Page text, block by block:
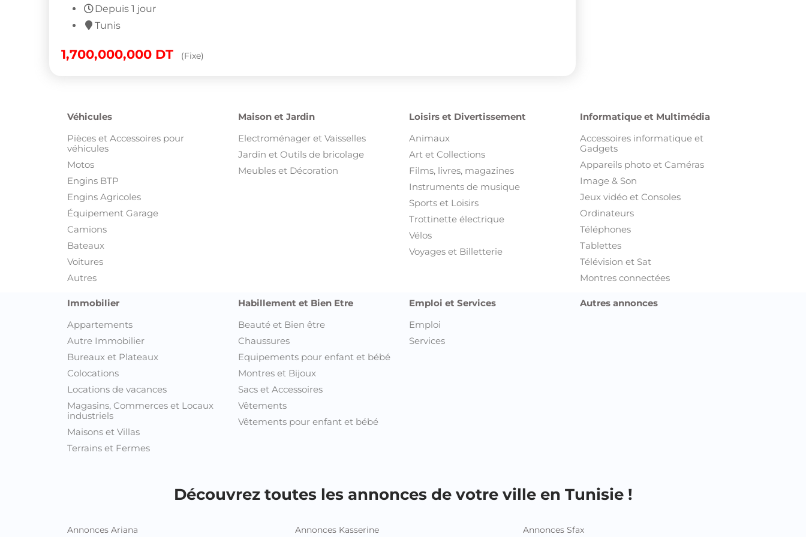
Depuis 1 jour
Tunis
1,700,000,000 DT (Fixe)
Véhicules
Pièces et Accessoires pour
véhicules
Motos
Engins BTP
Engins Agricoles
Équipement Garage
Camions
Bateaux
Voitures
Autres
Maison et Jardin
Electroménager et Vaisselles
Jardin et Outils de bricolage
Meubles et Décoration
Loisirs et Divertissement
Animaux
Art et Collections
Films, livres, magazines
Instruments de musique
Sports et Loisirs
Trottinette électrique
Vélos
Voyages et Billetterie
Informatique et Multimédia
Accessoires informatique et
Gadgets
Appareils photo et Caméras
Image & Son
Jeux vidéo et Consoles
Ordinateurs
Téléphones
Tablettes
Télévision et Sat
Montres connectées
Immobilier
Appartements
Autre Immobilier
Bureaux et Plateaux
Colocations
Locations de vacances
Magasins, Commerces et Locaux
industriels
Maisons et Villas
Terrains et Fermes
Habillement et Bien Etre
Beauté et Bien être
Chaussures
Equipements pour enfant et bébé
Montres et Bijoux
Sacs et Accessoires
Vêtements
Vêtements pour enfant et bébé
Emploi et Services
Emploi
Services
Autres annonces
Découvrez toutes les annonces de votre ville en Tunisie !
Annonces Ariana Annonces Kasserine Annonces Sfax